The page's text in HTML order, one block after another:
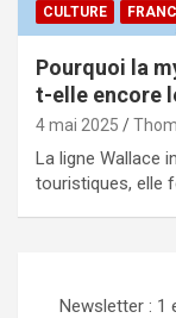
CULTURE
Pourquoi la
t-elle encore
4 mai 2025
La ligne Wallace
touristiques, elle
Newsletter : 1